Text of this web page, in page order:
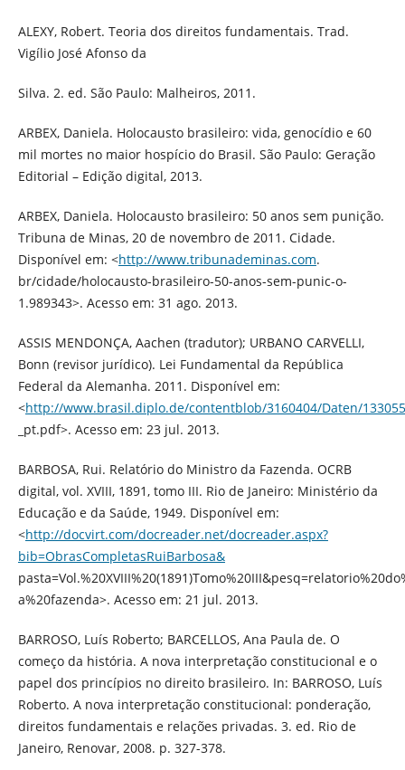
ALEXY, Robert. Teoria dos direitos fundamentais. Trad.
Vigílio José Afonso da
Silva. 2. ed. São Paulo: Malheiros, 2011.
ARBEX, Daniela. Holocausto brasileiro: vida, genocídio e 60
mil mortes no maior hospício do Brasil. São Paulo: Geração
Editorial – Edição digital, 2013.
ARBEX, Daniela. Holocausto brasileiro: 50 anos sem punição.
Tribuna de Minas, 20 de novembro de 2011. Cidade.
Disponível em: <http://www.tribunademinas.com.
br/cidade/holocausto-brasileiro-50-anos-sem-punic-o-
1.989343>. Acesso em: 31 ago. 2013.
ASSIS MENDONÇA, Aachen (tradutor); URBANO CARVELLI,
Bonn (revisor jurídico). Lei Fundamental da República
Federal da Alemanha. 2011. Disponível em:
<http://www.brasil.diplo.de/contentblob/3160404/Daten/
_pt.pdf>. Acesso em: 23 jul. 2013.
BARBOSA, Rui. Relatório do Ministro da Fazenda. OCRB
digital, vol. XVIII, 1891, tomo III. Rio de Janeiro: Ministério da
Educação e da Saúde, 1949. Disponível em:
<http://docvirt.com/docreader.net/docreader.aspx?
bib=ObrasCompletasRuiBarbosa&
a%20fazenda>. Acesso em: 21 jul. 2013.
BARROSO, Luís Roberto; BARCELLOS, Ana Paula de. O
começo da história. A nova interpretação constitucional e o
papel dos princípios no direito brasileiro. In: BARROSO, Luís
Roberto. A nova interpretação constitucional: ponderação,
direitos fundamentais e relações privadas. 3. ed. Rio de
Janeiro, Renovar, 2008. p. 327-378.